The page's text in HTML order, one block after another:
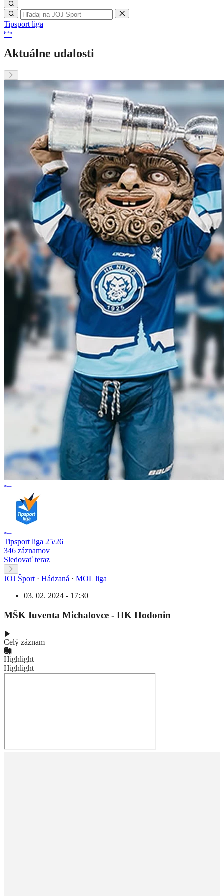
Tipsport liga
Aktuálne udalosti
Tipsport liga 25/26
346 záznamov
Sledovať teraz
JOJ Šport · Hádzaná · MOL liga
03. 02. 2024 - 17:30
MŠK Iuventa Michalovce - HK Hodonin
Celý záznam
Highlight
Highlight